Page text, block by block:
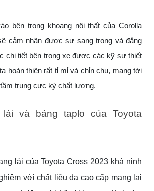
bên trong khoang nội thất của Corolla
cảm nhận được sự sang trọng và đẳng
chi tiết bên trong xe được các kỹ sư thiết
hoàn thiện rất tỉ mỉ và chỉn chu, mang tới
trung cực kỳ chất lượng.
lái và bảng taplo của Toyota
lái của Toyota Cross 2023 khá nịnh
với chất liệu da cao cấp mang lại